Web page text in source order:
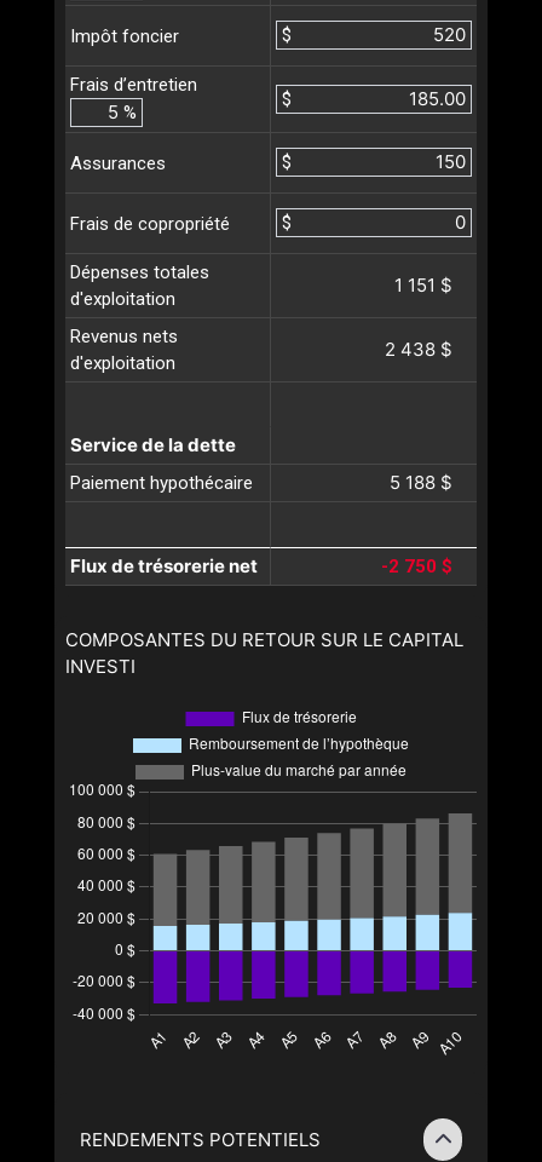
Impôt foncier $
Frais d’entretien
%
$
Assurances $
Frais de copropriété $
Dépenses totales
d'exploitation
1 151 $
Revenus nets
d'exploitation
2 438 $
Service de la dette
Paiement hypothécaire 5 188 $
Flux de trésorerie net -2 750 $
COMPOSANTES DU RETOUR SUR LE CAPITAL
INVESTI
RENDEMENTS POTENTIELS